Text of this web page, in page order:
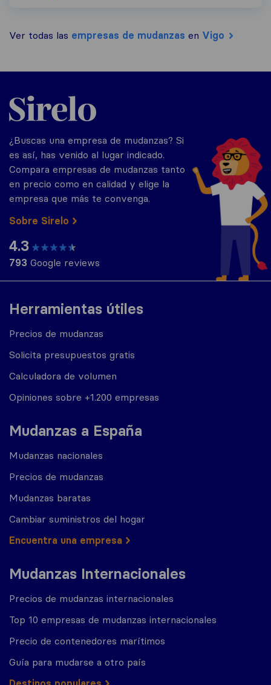
Ver todas las empresas de mudanzas en Vigo
Herramientas útiles
Precios de mudanzas
Solicita presupuestos gratis
Calculadora de volumen
Opiniones sobre +1.200 empresas
Mudanzas a España
Mudanzas nacionales
Precios de mudanzas
Mudanzas baratas
Cambiar suministros del hogar
Encuentra una empresa
Mudanzas Internacionales
Precios de mudanzas internacionales
Top 10 empresas de mudanzas internacionales
Precio de contenedores marítimos
Guía para mudarse a otro país
Sirelo.es
¿Buscas una empresa de mudanzas? Si
es así, has venido al lugar indicado.
Compara empresas de mudanzas tanto
en precio como en calidad y elige la
empresa que más te convenga.
Sobre Sirelo
4.3
793 Google reviews